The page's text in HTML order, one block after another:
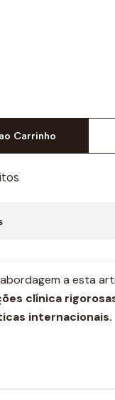
Da
Carrinho
a esta
clínica
internacionais.